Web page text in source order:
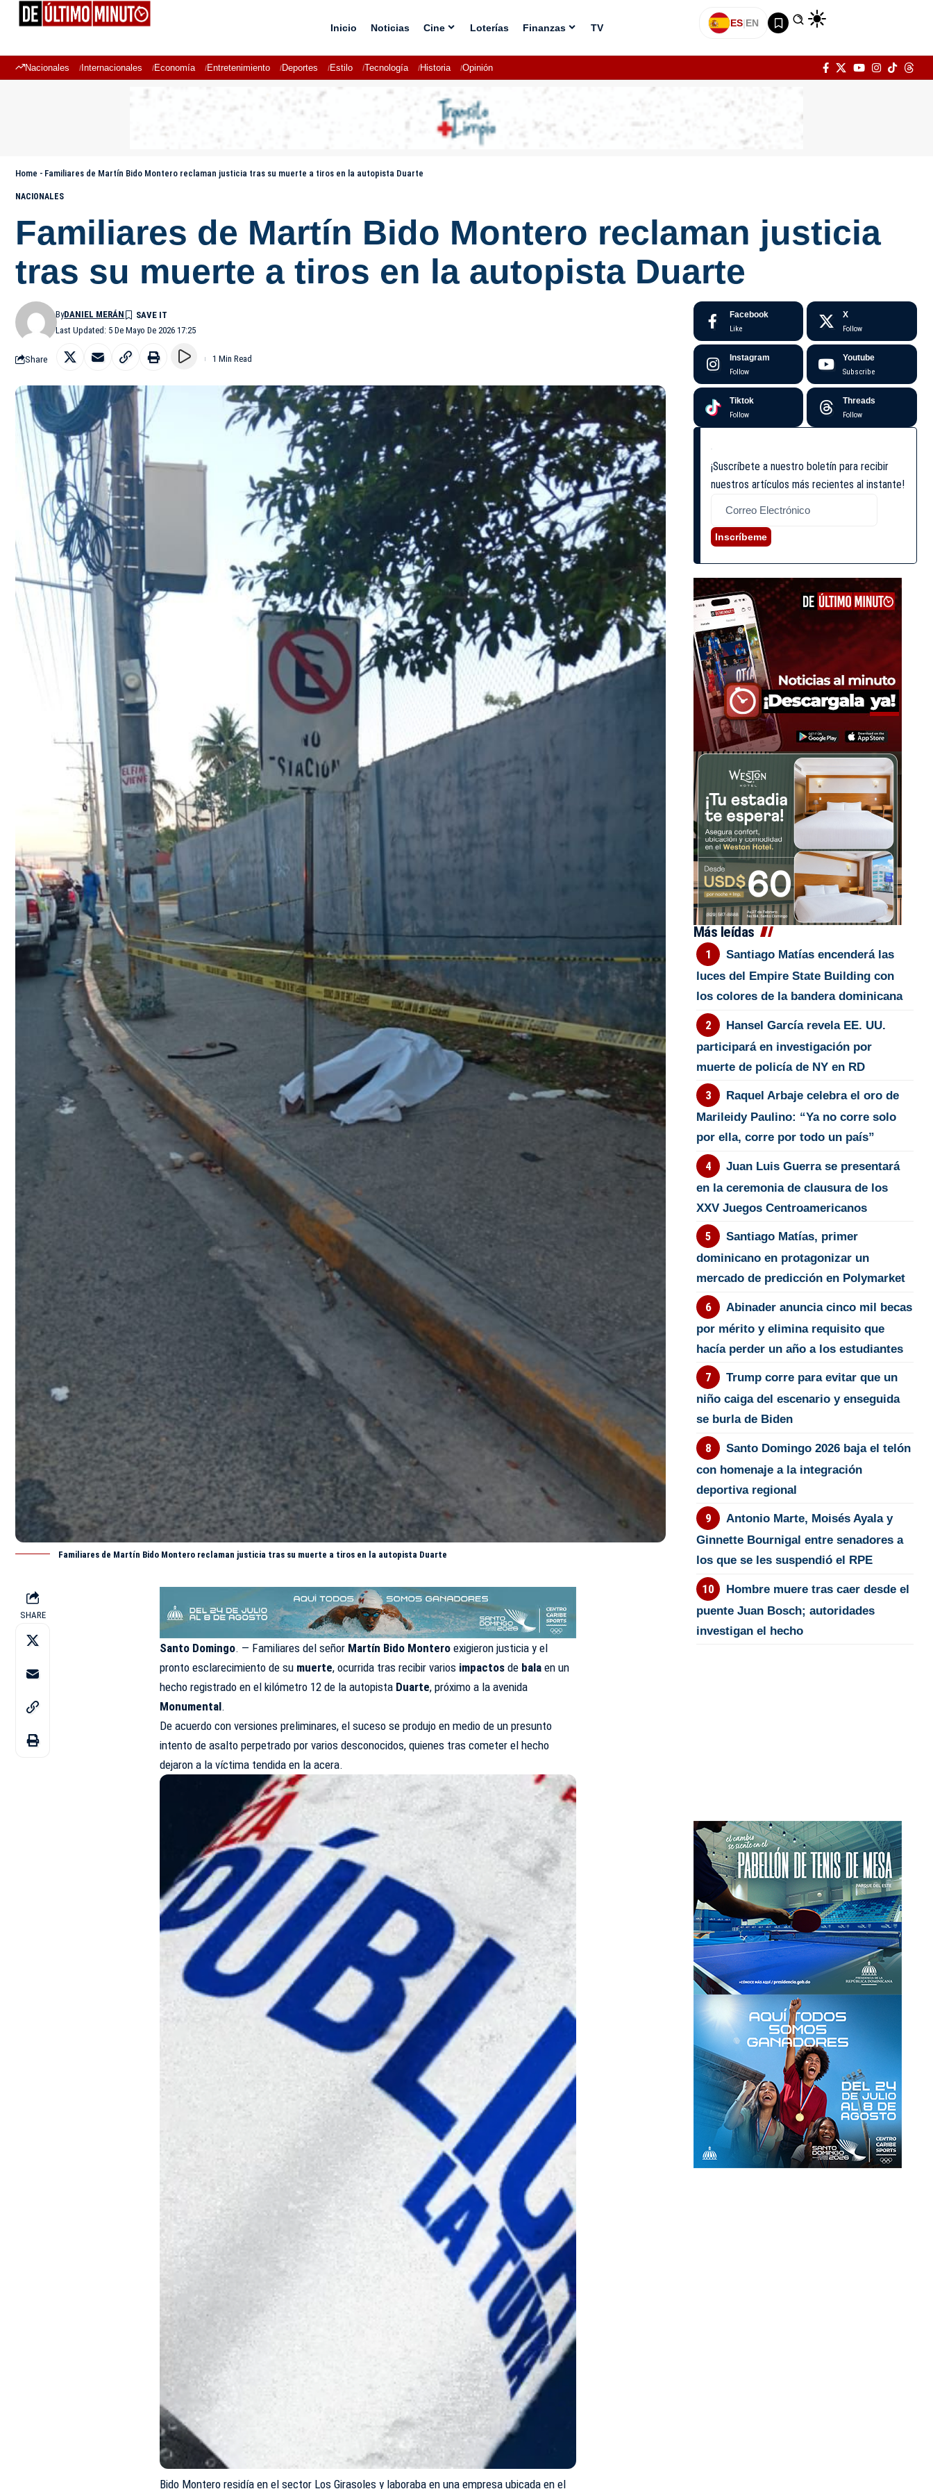
Inicio Noticias Cine Loterías Finanzas TV ES|EN
Nacionales Internacionales Economía Entretenimiento Deportes Estilo Tecnología Historia Opinión
Home - Familiares de Martín Bido Montero reclaman justicia tras su muerte a tiros en la autopista Duarte
NACIONALES
Familiares de Martín Bido Montero reclaman justicia
tras su muerte a tiros en la autopista Duarte
Last Updated: 5 De Mayo De 2026 17:25
ByDANIEL MERÁN
Share 1 Min Read
Familiares de Martín Bido Montero reclaman justicia tras su muerte a tiros en la autopista Duarte
SHARE
Santo Domingo. — Familiares del señor Martín Bido Montero exigieron justicia y el
pronto esclarecimiento de su muerte, ocurrida tras recibir varios impactosde balaen un
hecho registrado en el kilómetro 12 de la autopista Duarte, próximo a la avenida
Monumental.
De acuerdo con versiones preliminares, el suceso se produjo en medio de un presunto
intento de asalto perpetrado por varios desconocidos, quienes tras cometer el hecho
dejaron a la víctima tendida en la acera.
Bido Montero residía en el sector Los Girasoles y laboraba en una empresa ubicada en el
Facebook
Like
X
Follow
Instagram
Follow
Youtube
Subscribe
Tiktok
Follow
Threads
Follow
¡Suscríbete a nuestro boletín para recibir
nuestros artículos más recientes al instante!
Inscríbeme
Más leídas
Santiago Matías encenderá las
luces del Empire State Building con
los colores de la bandera dominicana
Hansel García revela EE. UU.
participará en investigación por
muerte de policía de NY en RD
Raquel Arbaje celebra el oro de
Marileidy Paulino: “Ya no corre solo
por ella, corre por todo un país”
Juan Luis Guerra se presentará
en la ceremonia de clausura de los
XXV Juegos Centroamericanos
Santiago Matías, primer
dominicano en protagonizar un
mercado de predicción en Polymarket
Abinader anuncia cinco mil becas
por mérito y elimina requisito que
hacía perder un año a los estudiantes
Trump corre para evitar que un
niño caiga del escenario y enseguida
se burla de Biden
Santo Domingo 2026 baja el telón
con homenaje a la integración
deportiva regional
Antonio Marte, Moisés Ayala y
Ginnette Bournigal entre senadores a
los que se les suspendió el RPE
Hombre muere tras caer desde el
puente Juan Bosch; autoridades
investigan el hecho